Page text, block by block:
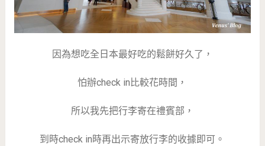
因為想吃全日本最好吃的鬆餅好久了，
怕辦check in比較花時間，
所以我先把行李寄在禮賓部，
到時check in時再出示寄放行李的收據即可。